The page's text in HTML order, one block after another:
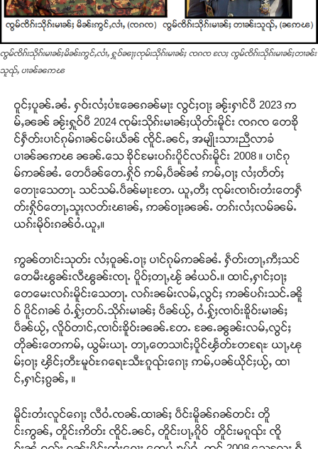
ၸွမ်ၸိၵ်းသိုၵ်းမၢၼ်ႈမိၼ်းဢွင်ႇလၢႆႇ ႁူဝ်ၼႃႈၸုမ်းသိုၵ်းမၢၼ်ႈ ၸၵၸ လႄႈ ၸွမ်ၸိၵ်းသိုၵ်းမၢၼ်ႈတၢၼ်း
သူၺ်ႇ ပၢၼ်ၼဢၽ
ဝူင်ႈပူၼ်ႉၼႆႉ ႁဝ်းလႆႈပၢႆးၼေၵၼ်မႃး လွင်ႈဝႃႈ ၼႂ်းႁၢင်ပီ 2023 ဢ
မ်ႇၼၼ် ၼႂ်းႁူဝ်ပီ 2024 ၸုမ်းသိုၵ်းမၢၼ်ႈယိုတ်းမိူင်း ၸၵၸ တေၶို
င်ႁဵတ်းပၢင်ၵုမ်ၵၢၼ်ငမ်းယဵၼ် ၸိူင်ႉၼင်ႇ အမျိုးသားညီလာခံ
ပၢၼ်ၼဢၽ ၼၼ်ႉသေ ၶိုင်မႄးပၵ်းပိူင်လၵ်းမိူင်း 2008 ။ ပၢင်ၵု
မ်ဢၼ်ၼႆႉ တေပဵၼ်တေႉႁိုဝ် ဢမ်ႇပဵၼ်ၼႆ ဢမ်ႇဝႃႈ လႆႈတႅတ်ႈ
တေႃးသေတႃႉ သင်သမ်ႉပဵၼ်မႃးတႄႉ ယူႇတီႈ ၸုမ်းၸၢဝ်းတႆးတေႁဵ
တ်းႁိုဝ်တေႃႇသူႈလတ်းၽၢၼ်ႇ ဢၼ်ဝႃႈၼၼ်ႉ တၵ်းလႆႈလမ်ၼမ်ႉ
ယၵ်းမိုဝ်းၵၼ်ဝႆႉယူႇ။
ဢွၼ်တၢင်းသုတ်း လႆႈဝူၼ်ႉဝႃႈ ပၢင်ၵုမ်ဢၼ်ၼႆႉ ႁဵတ်းတႃႇဢီႈသင်
တေမီးၽွၼ်းလီၽွၼ်းၸႃႉ ပိူဝ်ႈတႃႇၽႂ် ၼႆယဝ်ႉ။ ထၢင်ႇႁၢင်ႈဝႃႈ
တေမေးလၵ်းမိူင်းသေတႃႉ လၵ်းၼမ်းလမ်ႇလွင်ႈ ဢၼ်ပၵ်းသင်ႉၼိူ
ဝ် ပိူင်ၵၢၼ် ဝႆႉႁႂ်ႈတပ်ႉသိုၵ်းမၢၼ်ႈ ပဵၼ်ယႂ်ႇ ဝႆႉႁႂ်ႈၸၢဝ်းၶိူဝ်းမၢၼ်ႈ
ပဵၼ်ယႂ်ႇ လိူဝ်တၢင်ႇၸၢဝ်းၶိူဝ်းၼၼ်ႉတႄႉ ၼႄႉၼွၼ်းလမ်ႇလွင်ႈ
တိုၼ်းတေဢမ်ႇ ယွမ်းယႃႉ တႃႇတေသၢင်ႈပိူင်ၾႅတ်ႊတရႄႊ ယႃႇၽု
မ်ႈဝႃႈ ၾိင်ႈတီႊမူဝ်ႊၵရေႊသီႊၵူၺ်းၵေႃႈ ဢမ်ႇပၼ်ယိုင်ႈယႂ်ႇ ထၢ
င်ႇႁၢင်ႈၵွၼ်ႇ ။
မိူင်းတႆးလူင်ၵေႃႈ လီဝႆႉၸၼ်ႉထၢၼ်ႈ ပဵင်းမိူၼ်ၵၼ်တင်း တိူ
င်းဢွၼ်ႇ တိူင်းဢိတ်း ၸိူင်ႉၼင်ႇ တိူင်းပႃႇၵိူဝ် တိူင်းမၵူၺ်း ၸိူ